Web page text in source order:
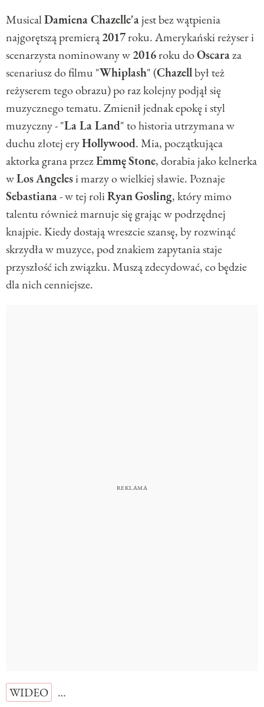
MusicalDamiena Chazelle'ajest bez wątpienia
najgorętszą premierą2017roku. Amerykański reżyser i
scenarzysta nominowany w2016roku doOscaraza
scenariusz do filmu "Whiplash" (Chazellbył też
reżyserem tego obrazu) po raz kolejny podjął się
muzycznego tematu. Zmienił jednak epokę i styl
muzyczny - "La La Land" to historia utrzymana w
duchu złotej eryHollywood. Mia, początkująca
aktorka grana przezEmmęStone, dorabia jako kelnerka
wLosAngelesi marzy o wielkiej sławie. Poznaje
Sebastiana- w tej roliRyanGosling, który mimo
talentu również marnuje się grając w podrzędnej
knajpie. Kiedy dostają wreszcie szansę, by rozwinąć
skrzydła w muzyce, pod znakiem zapytania staje
przyszłość ich związku. Muszą zdecydować, co będzie
dla nich cenniejsze.
WIDEO …